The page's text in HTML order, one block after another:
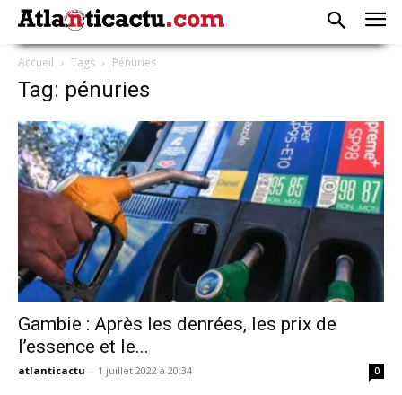
Accueil Tags Pénuries
Tag: pénuries
Gambie : Après les denrées, les prix de
l’essence et le...
atlanticactu - 1 juillet 2022 à 20:34 0